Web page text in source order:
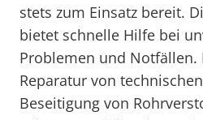
stets zum Einsatz bereit.
bietet schnelle Hilfe bei
Problemen und Notfällen.
Reparatur von
Beseitigung von